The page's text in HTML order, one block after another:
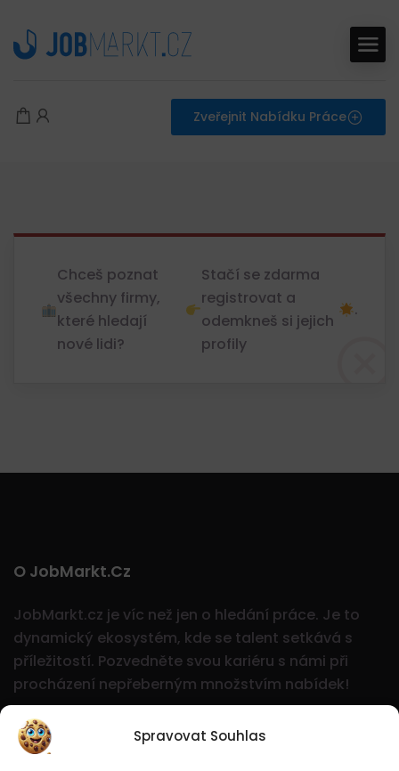
Spravovat Souhlas
Zveřejnit Nabídku Práce
Chceš poznat
všechny firmy,
které hledají
nové lidi?
Stačí se zdarma
registrovat a
odemkneš si jejich
profily
.
O JobMarkt.cz
JobMarkt.cz je víc než jen o hledání práce. Je to
dynamický ekosystém, kde se talent setkává s
příležitostí. Pozvedněte svou kariéru s námi při
procházení nepřeberným množstvím nabídek!